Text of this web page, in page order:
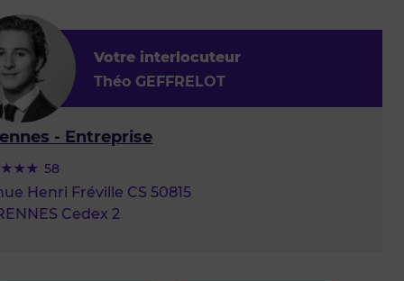
Votre interlocuteur
Théo GEFFRELOT
- Entreprise
58
Henri Fréville CS 50815
Cedex 2